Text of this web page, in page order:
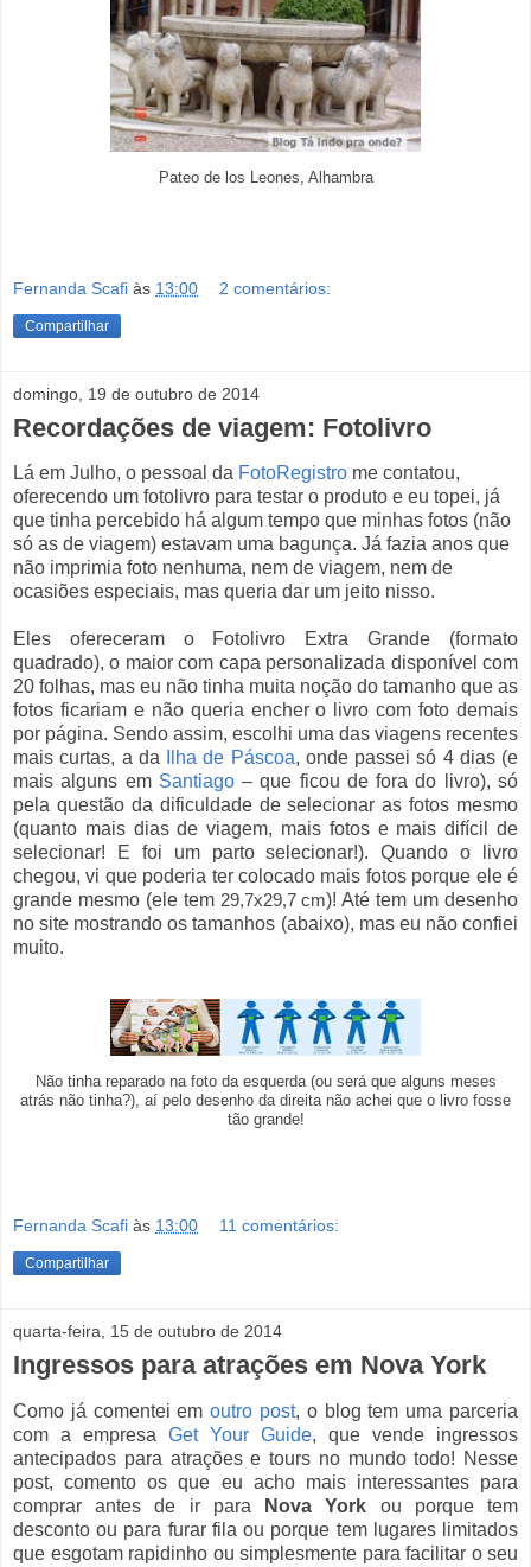
Pateo de los Leones, Alhambra
Fernanda Scafi às 13:00 2 comentários:
Compartilhar
domingo, 19 de outubro de 2014
Recordações de viagem: Fotolivro
Lá em Julho, o pessoal da FotoRegistro me contatou,
oferecendo um fotolivro para testar o produto e eu topei, já
que tinha percebido há algum tempo que minhas fotos (não
só as de viagem) estavam uma bagunça. Já fazia anos que
não imprimia foto nenhuma, nem de viagem, nem de
ocasiões especiais, mas queria dar um jeito nisso.
Eles ofereceram o Fotolivro Extra Grande (formato
quadrado), o maior com capa personalizada disponível com
20 folhas, mas eu não tinha muita noção do tamanho que as
fotos ficariam e não queria encher o livro com foto demais
por página. Sendo assim, escolhi uma das viagens recentes
mais curtas, a da
Ilha de Páscoa, onde passei só 4 dias (e
mais alguns em Santiago– que ficou de fora do livro), só
pela questão da dificuldade de selecionar as fotos mesmo
(quanto mais dias de viagem, mais fotos e mais difícil de
selecionar! E foi um parto selecionar!). Quando o livro
chegou, vi que poderia ter colocado mais fotos porque ele é
grande mesmo (ele tem 29,7x29,7 cm)! Até tem um desenho
no site mostrando os tamanhos (abaixo), mas eu não confiei
muito.
Não tinha reparado na foto da esquerda (ou será que alguns meses
atrás não tinha?), aí pelo desenho da direita não achei que o livro fosse
tão grande!
Fernanda Scafi às 13:00 11 comentários:
Compartilhar
quarta-feira, 15 de outubro de 2014
Ingressos para atrações em Nova York
Como já comentei emoutro post, o blog tem uma parceria
com a empresa Get Your Guide, que vende ingressos
antecipados para atrações e tours no mundo todo! Nesse
post, comento os que eu acho mais interessantes para
comprar antes de ir para
Nova York ou porque tem
desconto ou para furar fila ou porque tem lugares limitados
que esgotam rapidinho ou simplesmente para facilitar o seu